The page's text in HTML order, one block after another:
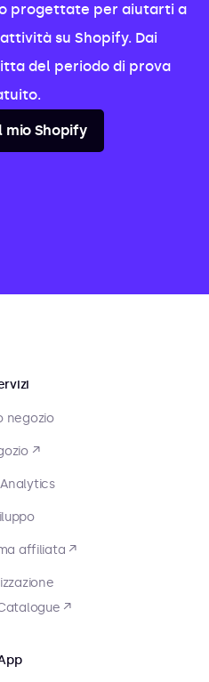
progettate per aiutarti a
su Shopify. Dai
del periodo di prova
mio Shopify
negozio
↗
affiliata ↗
↗